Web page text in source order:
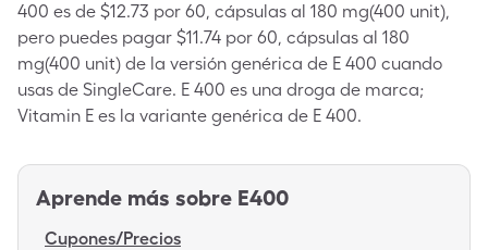
400 es de $12.73 por 60, cápsulas al 180 mg(400 unit),
pero puedes pagar $11.74 por 60, cápsulas al 180
mg(400 unit) de la versión genérica de E 400 cuando
usas de SingleCare. E 400 es una droga de marca;
Vitamin E es la variante genérica de E 400.
Aprende más sobre E400
Cupones/Precios